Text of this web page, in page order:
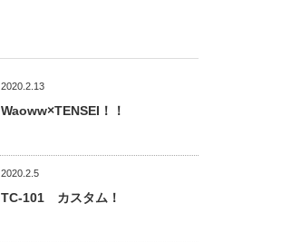
2020.2.13
Waoww×TENSEI！！
2020.2.5
TC-101 カスタム！